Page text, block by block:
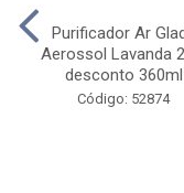
Purificador Ar
Aerossol Lavanda
desconto 360ml
Código: 52874